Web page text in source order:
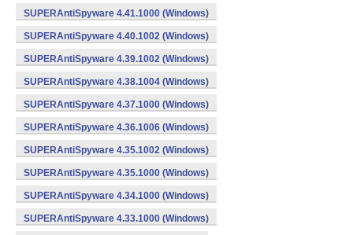
SUPERAntiSpyware 4.41.1000 (Windows)
SUPERAntiSpyware 4.40.1002 (Windows)
SUPERAntiSpyware 4.39.1002 (Windows)
SUPERAntiSpyware 4.38.1004 (Windows)
SUPERAntiSpyware 4.37.1000 (Windows)
SUPERAntiSpyware 4.36.1006 (Windows)
SUPERAntiSpyware 4.35.1002 (Windows)
SUPERAntiSpyware 4.35.1000 (Windows)
SUPERAntiSpyware 4.34.1000 (Windows)
SUPERAntiSpyware 4.33.1000 (Windows)